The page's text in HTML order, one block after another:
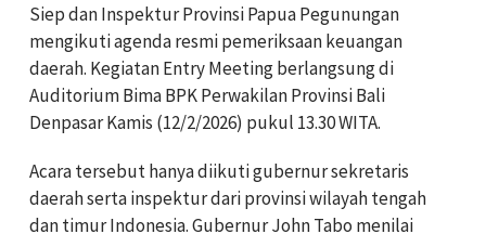
Siep dan Inspektur Provinsi Papua Pegunungan
mengikuti agenda resmi pemeriksaan keuangan
daerah. Kegiatan Entry Meeting berlangsung di
Auditorium Bima BPK Perwakilan Provinsi Bali
Denpasar Kamis (12/2/2026) pukul 13.30 WITA.
Acara tersebut hanya diikuti gubernur sekretaris
daerah serta inspektur dari provinsi wilayah tengah
dan timur Indonesia. Gubernur John Tabo menilai